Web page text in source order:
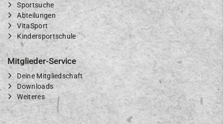
Sportsuche
Abteilungen
VitaSport
Kindersportschule
Mitglieder-Service
Deine Mitgliedschaft
Downloads
Weiteres